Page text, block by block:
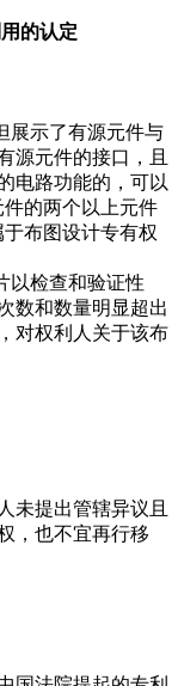
的认定
示了有源元件与
源元件的接口，且
电路功能的，可以
的两个以上元件
布图设计专有权
检查和验证性
数和数量明显超出
对权利人关于该布
提出管辖异议且
，也不宜再行移